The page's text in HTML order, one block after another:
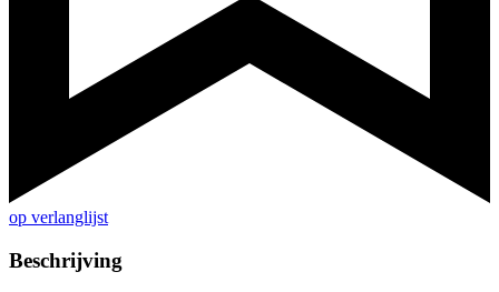
op verlanglijst
Beschrijving